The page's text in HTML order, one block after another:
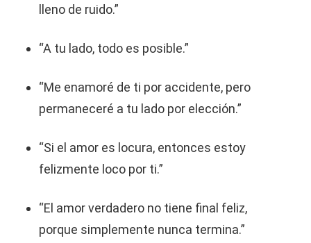
lleno de ruido.”
“A tu lado, todo es posible.”
“Me enamoré de ti por accidente, pero
permaneceré a tu lado por elección.”
“Si el amor es locura, entonces estoy
felizmente loco por ti.”
“El amor verdadero no tiene final feliz,
porque simplemente nunca termina.”